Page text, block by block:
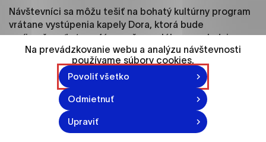
Návštevníci sa môžu tešiť na bohatý kultúrny program
vrátane vystúpenia kapely Dora, ktorá bude
spríjemňovať atmosféru počas celého popoludnia.
Na prevádzkovanie webu a analýzu návštevnosti
používame súbory cookies.
Povoliť všetko
Odmietnuť
Upraviť
ponúknuť im lepšiu skúsenosť. Všetky dáta sa
zbierajú anonymne a nie je možné ich spojiť s
konkrétnou osobou.
Označiť všetko
Uložiť nastavenia
Viac informácií